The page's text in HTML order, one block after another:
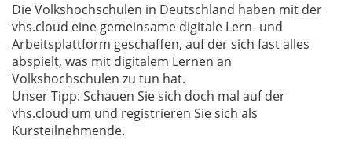
Die Volkshochschulen in Deutschland haben mit der
vhs.cloud eine gemeinsame digitale Lern- und
Arbeitsplattform geschaffen, auf der sich fast alles
abspielt, was mit digitalem Lernen an
Volkshochschulen zu tun hat.
Unser Tipp: Schauen Sie sich doch mal auf der
vhs.cloud um und registrieren Sie sich als
Kursteilnehmende.